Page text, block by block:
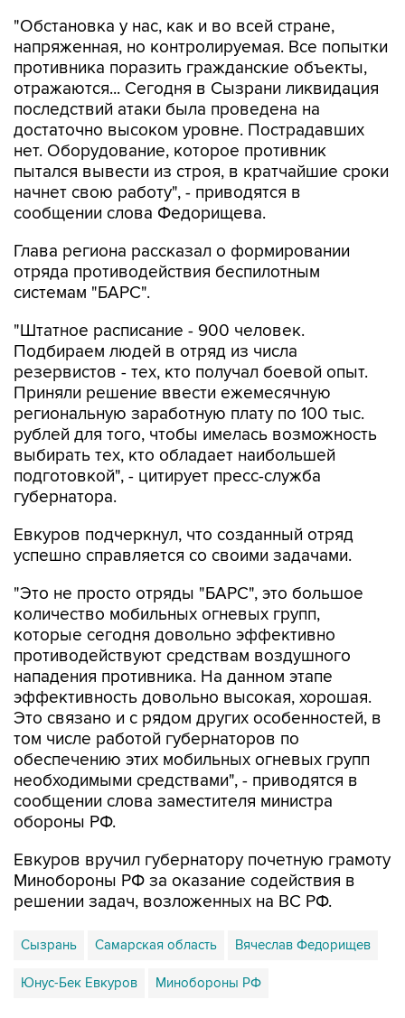
"Обстановка у нас, как и во всей стране,
напряженная, но контролируемая. Все попытки
противника поразить гражданские объекты,
отражаются... Сегодня в Сызрани ликвидация
последствий атаки была проведена на
достаточно высоком уровне. Пострадавших
нет. Оборудование, которое противник
пытался вывести из строя, в кратчайшие сроки
начнет свою работу", - приводятся в
сообщении слова Федорищева.
Глава региона рассказал о формировании
отряда противодействия беспилотным
системам "БАРС".
"Штатное расписание - 900 человек.
Подбираем людей в отряд из числа
резервистов - тех, кто получал боевой опыт.
Приняли решение ввести ежемесячную
региональную заработную плату по 100 тыс.
рублей для того, чтобы имелась возможность
выбирать тех, кто обладает наибольшей
подготовкой", - цитирует пресс-служба
губернатора.
Евкуров подчеркнул, что созданный отряд
успешно справляется со своими задачами.
"Это не просто отряды "БАРС", это большое
количество мобильных огневых групп,
которые сегодня довольно эффективно
противодействуют средствам воздушного
нападения противника. На данном этапе
эффективность довольно высокая, хорошая.
Это связано и с рядом других особенностей, в
том числе работой губернаторов по
обеспечению этих мобильных огневых групп
необходимыми средствами", - приводятся в
сообщении слова заместителя министра
обороны РФ.
Евкуров вручил губернатору почетную грамоту
Минобороны РФ за оказание содействия в
решении задач, возложенных на ВС РФ.
Сызрань Самарская область Вячеслав Федорищев
Юнус-Бек Евкуров Минобороны РФ